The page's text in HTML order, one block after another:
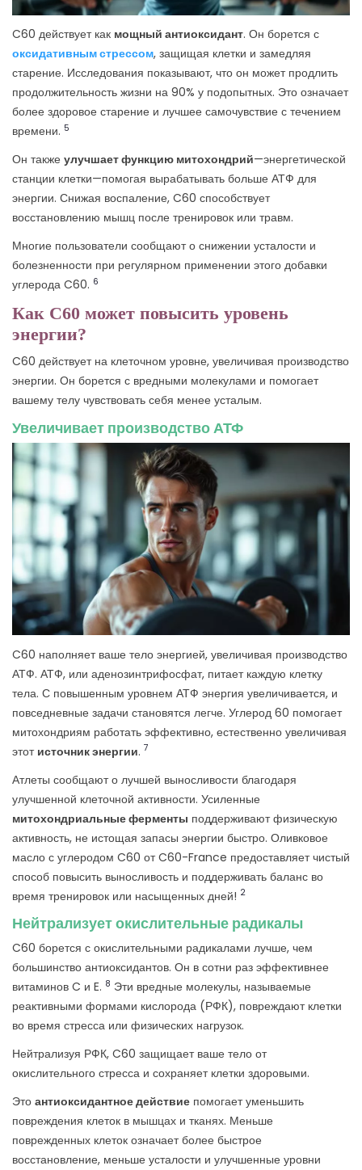
C60 действует как мощный антиоксидант. Он борется с
оксидативным стрессом, защищая клетки и замедляя
старение. Исследования показывают, что он может продлить
продолжительность жизни на 90% у подопытных. Это означает
более здоровое старение и лучшее самочувствие с течением
времени. 5
Он также улучшает функцию митохондрий—энергетической
станции клетки—помогая вырабатывать больше АТФ для
энергии. Снижая воспаление, C60 способствует
восстановлению мышц после тренировок или травм.
Многие пользователи сообщают о снижении усталости и
болезненности при регулярном применении этого добавки
углерода C60. 6
Как C60 может повысить уровень
энергии?
C60 действует на клеточном уровне, увеличивая производство
энергии. Он борется с вредными молекулами и помогает
вашему телу чувствовать себя менее усталым.
Увеличивает производство АТФ
C60 наполняет ваше тело энергией, увеличивая производство
АТФ. АТФ, или аденозинтрифосфат, питает каждую клетку
тела. С повышенным уровнем АТФ энергия увеличивается, и
повседневные задачи становятся легче. Углерод 60 помогает
митохондриям работать эффективно, естественно увеличивая
этот источник энергии. 7
Атлеты сообщают о лучшей выносливости благодаря
улучшенной клеточной активности. Усиленные
митохондриальные ферменты поддерживают физическую
активность, не истощая запасы энергии быстро. Оливковое
масло с углеродом C60 от C60-France предоставляет чистый
способ повысить выносливость и поддерживать баланс во
время тренировок или насыщенных дней! 2
Нейтрализует окислительные радикалы
C60 борется с окислительными радикалами лучше, чем
большинство антиоксидантов. Он в сотни раз эффективнее
витаминов C и E. 8 Эти вредные молекулы, называемые
реактивными формами кислорода (РФК), повреждают клетки
во время стресса или физических нагрузок.
Нейтрализуя РФК, C60 защищает ваше тело от
окислительного стресса и сохраняет клетки здоровыми.
Это антиоксидантное действие помогает уменьшить
повреждения клеток в мышцах и тканях. Меньше
поврежденных клеток означает более быстрое
восстановление, меньше усталости и улучшенные уровни